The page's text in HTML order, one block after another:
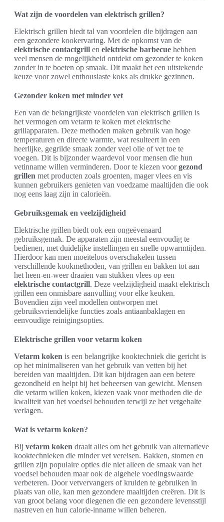
Wat zijn de voordelen van elektrisch grillen?
Elektrisch grillen biedt tal van voordelen die bijdragen aan
een gezondere kookervaring. Met de opkomst van de
elektrische contactgrill en elektrische barbecue hebben
veel mensen de mogelijkheid ontdekt om gezonder te koken
zonder in te boeten op smaak. Dit maakt het een uitstekende
keuze voor zowel enthousiaste koks als drukke gezinnen.
Gezonder koken met minder vet
Een van de belangrijkste voordelen van elektrisch grillen is
het vermogen om vetarm te koken met elektrische
grillapparaten. Deze methoden maken gebruik van hoge
temperaturen en directe warmte, wat resulteert in een
heerlijke, gegrilde smaak zonder veel olie of vet toe te
voegen. Dit is bijzonder waardevol voor mensen die hun
vetinname willen verminderen. Door te kiezen voorgezond
grillen met producten zoals groenten, mager vlees en vis
kunnen gebruikers genieten van voedzame maaltijden die ook
nog eens laag zijn in calorieën.
Gebruiksgemak en veelzijdigheid
Elektrische grillen biedt ook een ongeëvenaard
gebruiksgemak. De apparaten zijn meestal eenvoudig te
bedienen, met duidelijke instellingen en snelle opwarmtijden.
Hierdoor kan men moeiteloos overschakelen tussen
verschillende kookmethoden, van grillen en bakken tot aan
het heen-en-weer draaien van stukken vlees op een
elektrische contactgrill. Deze veelzijdigheid maakt elektrisch
grillen een onmisbare aanvulling voor elke keuken.
Bovendien zijn veel modellen ontworpen met
gebruiksvriendelijke functies zoals antiaanbaklagen en
eenvoudige reinigingsopties.
Elektrische grillen voor vetarm koken
Vetarm koken is een belangrijke kooktechniek die gericht is
op het minimaliseren van het gebruik van vetten bij het
bereiden van maaltijden. Dit kan bijdragen aan een betere
gezondheid en helpt bij het beheersen van gewicht. Mensen
die vetarm willen koken, kiezen vaak voor methoden die de
kwaliteit van het voedsel behouden terwijl ze het vetgehalte
verlagen.
Wat is vetarm koken?
Bij vetarm koken draait alles om het gebruik van alternatieve
kooktechnieken die minder vet vereisen. Bakken, stomen en
grillen zijn populaire opties die niet alleen de smaak van het
voedsel behouden maar ook de algehele voedingswaarde
verbeteren. Door vetvervangers of kruiden te gebruiken in
plaats van olie, kan men gezondere maaltijden creëren. Dit is
van groot belang voor diegenen die een gezondere levensstijl
nastreven en hun calorie-inname willen beheren.